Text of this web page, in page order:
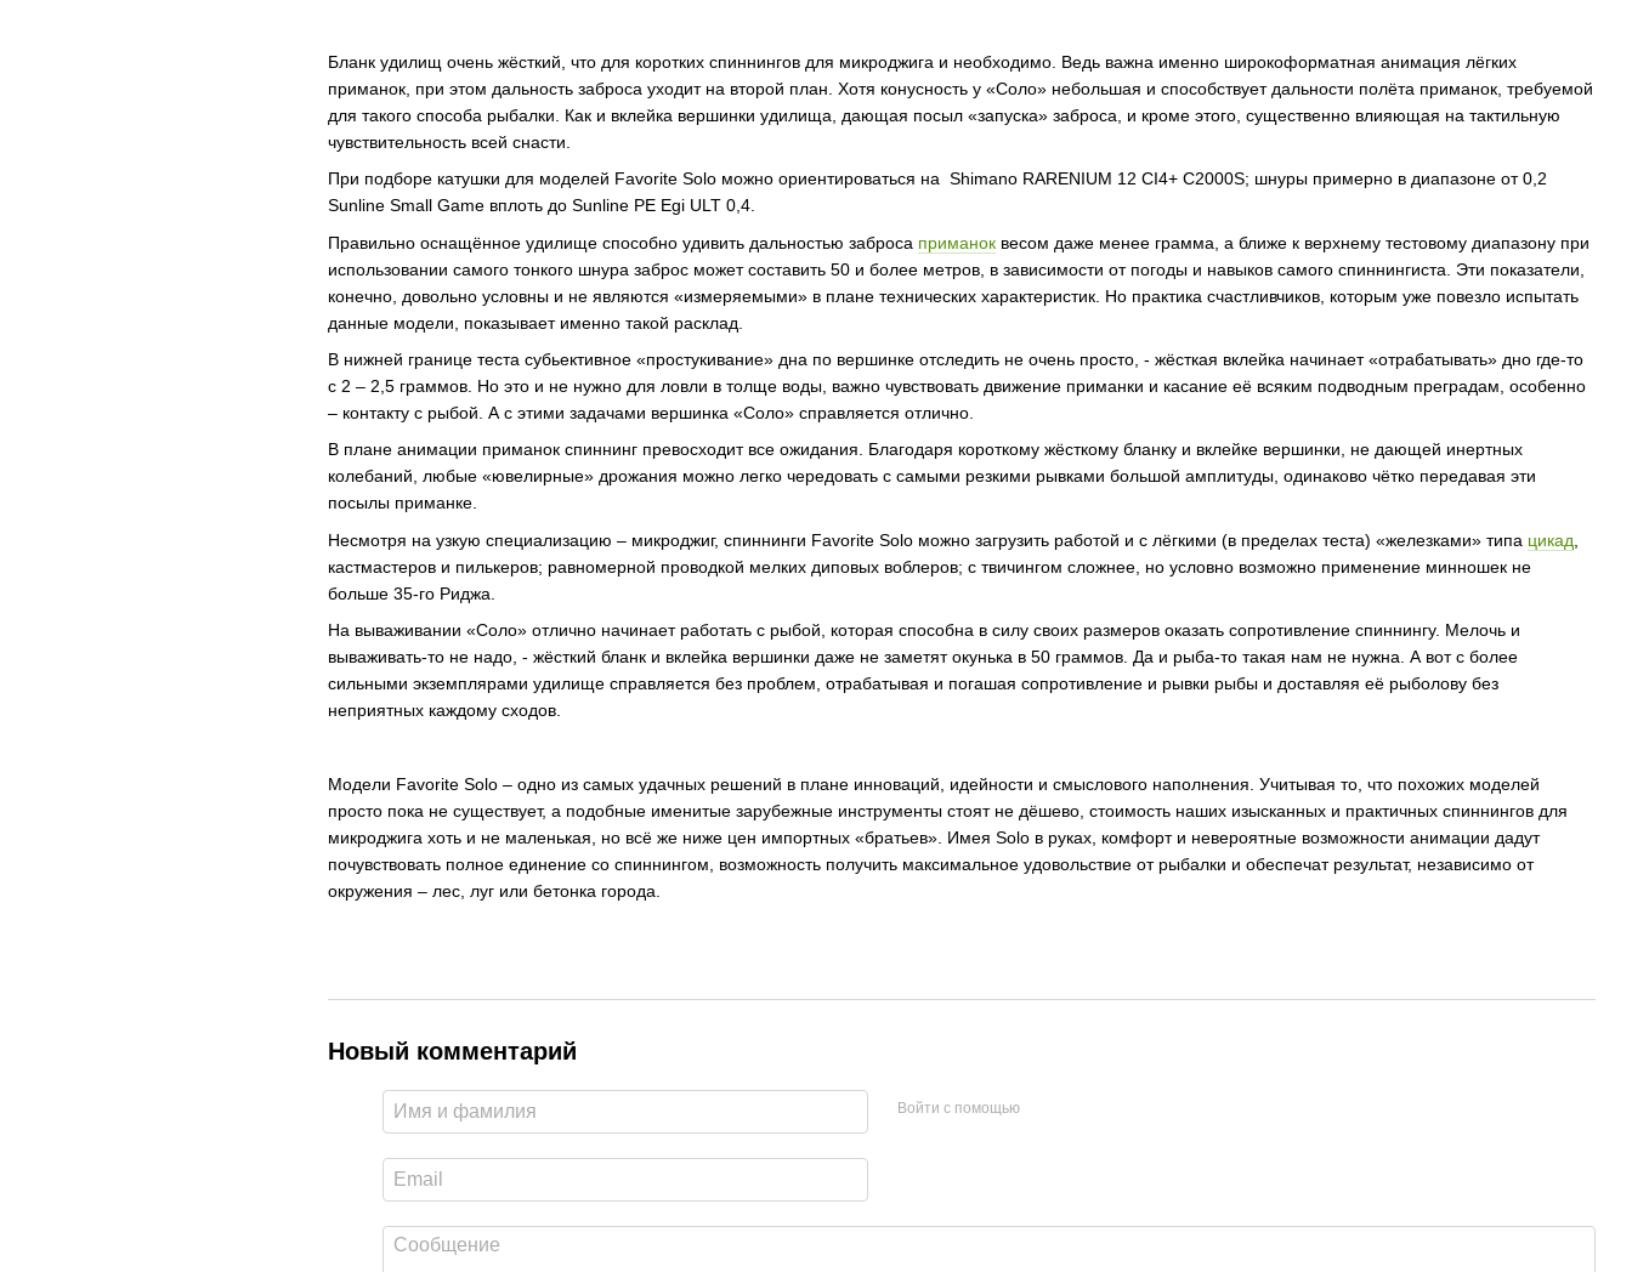
Бланк удилищ очень жёсткий, что для коротких спиннингов для микроджига и необходимо. Ведь важна именно широкоформатная анимация лёгких
приманок, при этом дальность заброса уходит на второй план. Хотя конусность у «Соло» небольшая и способствует дальности полёта приманок, требуемой
для такого способа рыбалки. Как и вклейка вершинки удилища, дающая посыл «запуска» заброса, и кроме этого, существенно влияющая на тактильную
чувствительность всей снасти.
При подборе катушки для моделей Favorite Solo можно ориентироваться на Shimano RARENIUM 12 CI4+ C2000S; шнуры примерно в диапазоне от 0,2
Sunline Small Game вплоть до Sunline PE Egi ULT 0,4.
Правильно оснащённое удилище способно удивить дальностью заброса приманок весом даже менее грамма, а ближе к верхнему тестовому диапазону при
использовании самого тонкого шнура заброс может составить 50 и более метров, в зависимости от погоды и навыков самого спиннингиста. Эти показатели,
конечно, довольно условны и не являются «измеряемыми» в плане технических характеристик. Но практика счастливчиков, которым уже повезло испытать
данные модели, показывает именно такой расклад.
В нижней границе теста субьективное «простукивание» дна по вершинке отследить не очень просто, - жёсткая вклейка начинает «отрабатывать» дно где-то
с 2 – 2,5 граммов. Но это и не нужно для ловли в толще воды, важно чувствовать движение приманки и касание её всяким подводным преградам, особенно
– контакту с рыбой. А с этими задачами вершинка «Соло» справляется отлично.
В плане анимации приманок спиннинг превосходит все ожидания. Благодаря короткому жёсткому бланку и вклейке вершинки, не дающей инертных
колебаний, любые «ювелирные» дрожания можно легко чередовать с самыми резкими рывками большой амплитуды, одинаково чётко передавая эти
посылы приманке.
Несмотря на узкую специализацию – микроджиг, спиннинги Favorite Solo можно загрузить работой и с лёгкими (в пределах теста) «железками» типа цикад
кастмастеров и пилькеров; равномерной проводкой мелких диповых воблеров; с твичингом сложнее, но условно возможно применение минношек не
больше 35-го Риджа.
На вываживании «Соло» отлично начинает работать с рыбой, которая способна в силу своих размеров оказать сопротивление спиннингу. Мелочь и
вываживать-то не надо, - жёсткий бланк и вклейка вершинки даже не заметят окунька в 50 граммов. Да и рыба-то такая нам не нужна. А вот с более
сильными экземплярами удилище справляется без проблем, отрабатывая и погашая сопротивление и рывки рыбы и доставляя её рыболову без
неприятных каждому сходов.
Модели Favorite Solo – одно из самых удачных решений в плане инноваций, идейности и смыслового наполнения. Учитывая то, что похожих моделей
просто пока не существует, а подобные именитые зарубежные инструменты стоят не дёшево, стоимость наших изысканных и практичных спиннингов для
микроджига хоть и не маленькая, но всё же ниже цен импортных «братьев». Имея Solo в руках, комфорт и невероятные возможности анимации дадут
почувствовать полное единение со спиннингом, возможность получить максимальное удовольствие от рыбалки и обеспечат результат, независимо от
окружения – лес, луг или бетонка города.
Новый комментарий
Войти с помощью